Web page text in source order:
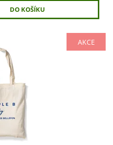
AKCE
taška látková přes rameno.
stylová taška na dvě
s lahví...